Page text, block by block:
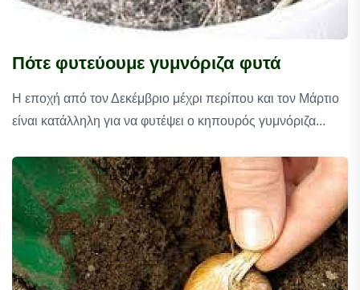
Πότε φυτεύουμε γυμνόριζα φυτά
Η εποχή από τον Δεκέμβριο μέχρι περίπου και τον Μάρτιο
είναι κατάλληλη για να φυτέψει ο κηπουρός γυμνόριζα...